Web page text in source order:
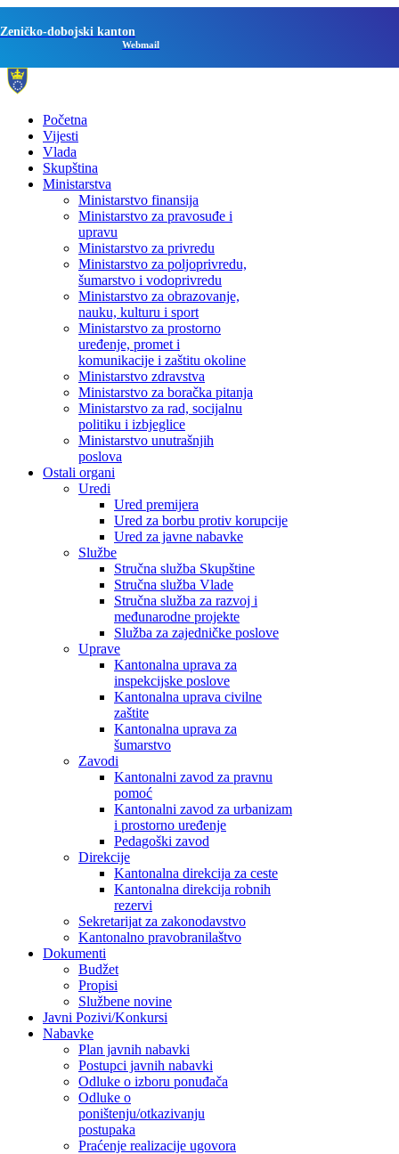
Zeničko-dobojski kanton
Webmail
Početna
Vijesti
Vlada
Skupština
Ministarstva
Ministarstvo finansija
Ministarstvo za pravosuđe i
upravu
Ministarstvo za privredu
Ministarstvo za poljoprivredu,
šumarstvo i vodoprivredu
Ministarstvo za obrazovanje,
nauku, kulturu i sport
Ministarstvo za prostorno
uređenje, promet i
komunikacije i zaštitu okoline
Ministarstvo zdravstva
Ministarstvo za boračka pitanja
Ministarstvo za rad, socijalnu
politiku i izbjeglice
Ministarstvo unutrašnjih
poslova
Ostali organi
Uredi
Ured premijera
Ured za borbu protiv korupcije
Ured za javne nabavke
Službe
Stručna služba Skupštine
Stručna služba Vlade
Stručna služba za razvoj i
međunarodne projekte
Služba za zajedničke poslove
Uprave
Kantonalna uprava za
inspekcijske poslove
Kantonalna uprava civilne
zaštite
Kantonalna uprava za
šumarstvo
Zavodi
Kantonalni zavod za pravnu
pomoć
Kantonalni zavod za urbanizam
i prostorno uređenje
Pedagoški zavod
Direkcije
Kantonalna direkcija za ceste
Kantonalna direkcija robnih
rezervi
Sekretarijat za zakonodavstvo
Kantonalno pravobranilaštvo
Dokumenti
Budžet
Propisi
Službene novine
Javni Pozivi/Konkursi
Nabavke
Plan javnih nabavki
Postupci javnih nabavki
Odluke o izboru ponuđača
Odluke o
poništenju/otkazivanju
postupaka
Praćenje realizacije ugovora